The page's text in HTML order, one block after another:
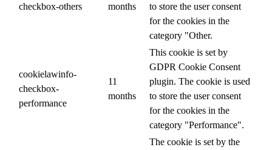
checkbox-others
months
to store the user consent
for the cookies in the
category "Other.
cookielawinfo-
checkbox-
performance
11
months
This cookie is set by
GDPR Cookie Consent
plugin. The cookie is used
to store the user consent
for the cookies in the
category "Performance".
The cookie is set by the